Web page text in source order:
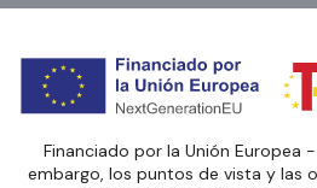
Financiado por la Unión Europea
embargo, los puntos de vista y las